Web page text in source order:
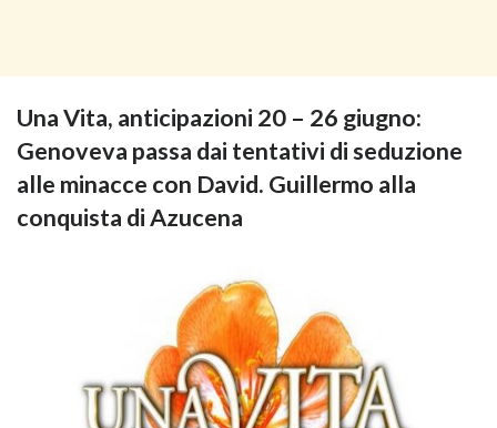
Una Vita, anticipazioni 20 – 26 giugno:
Genoveva passa dai tentativi di seduzione
alle minacce con David. Guillermo alla
conquista di Azucena